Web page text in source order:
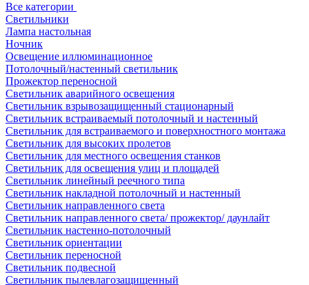
Все категории
Светильники
Лампа настольная
Ночник
Освещение иллюминационное
Потолочный/настенный светильник
Прожектор переносной
Светильник аварийного освещения
Светильник взрывозащищенный стационарный
Светильник встраиваемый потолочный и настенный
Светильник для встраиваемого и поверхностного монтажа
Светильник для высоких пролетов
Светильник для местного освещения станков
Светильник для освещения улиц и площадей
Светильник линейный реечного типа
Светильник накладной потолочный и настенный
Светильник направленного света
Светильник направленного света/ прожектор/ даунлайт
Светильник настенно-потолочный
Светильник ориентации
Светильник переносной
Светильник подвесной
Светильник пылевлагозащищенный